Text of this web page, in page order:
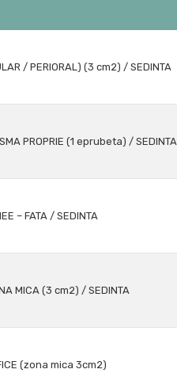
/ PERIORAL) (3 cm2) / SEDINTA
PROPRIE (1 eprubeta) / SEDINTA
– FATA / SEDINTA
MICA (3 cm2) / SEDINTA
(zona mica 3cm2)